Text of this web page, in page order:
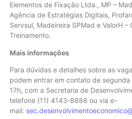
Elementos de Fixação Ltda., MP –
Agência de Estratégias Digitais,
Servsul, Madeireira SPMad e ValorH –
Treinamento.
Mais informações
Para dúvidas e detalhes sobre as
podem entrar em contato de
17h, com a Secretaria de
telefone (11) 4143-8888 ou via e-
mail: